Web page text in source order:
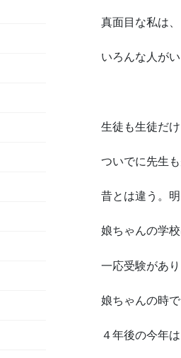
真面目な私は
いろんな人が
生徒も生徒だ
ついでに先生
昔とは違う。
娘ちゃんの学
一応受験があ
娘ちゃんの時で
４年後の今年